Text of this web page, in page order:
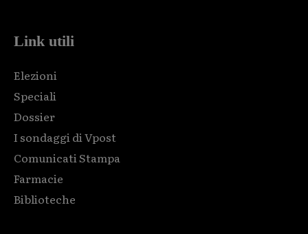
Link utili
Elezioni
Speciali
Dossier
I sondaggi di Vpost
Comunicati Stampa
Farmacie
Biblioteche